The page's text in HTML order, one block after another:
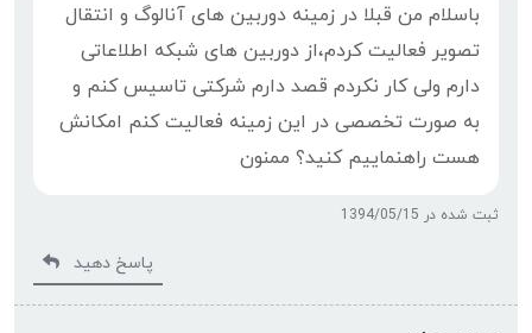
باسلام من قبلا در زمینه دوربین های آنالوگ و انتقال
تصویر فعالیت کردم،از دوربین های شبکه اطلاعاتی
دارم ولی کار نکردم قصد دارم شرکتی تاسیس کنم و
به صورت تخصصی در این زمینه فعالیت کنم امکانش
هست راهنماییم کنید؟ ممنون
ثبت شده در 1394/05/15
پاسخ دهید